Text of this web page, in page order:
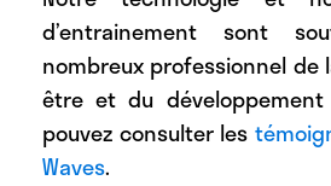
d’entrainement sont
nombreux professionnel de
être et du développement
pouvez consulter les
Waves.